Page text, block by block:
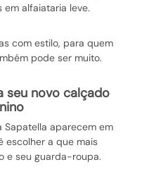
alfaiataria leve.
com estilo, para quem
pode ser muito.
Sapatella aparecem em
escolher a que mais
e seu guarda-roupa.